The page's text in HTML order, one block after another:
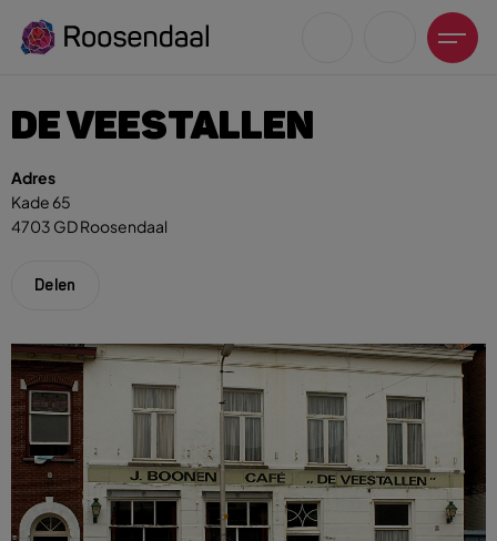
Zoeksuggesties
UITagenda
Fietsen
Winkeltijden en koopzondagen
DE VEESTALLEN
Adres
Kade 65
4703 GD Roosendaal
Delen